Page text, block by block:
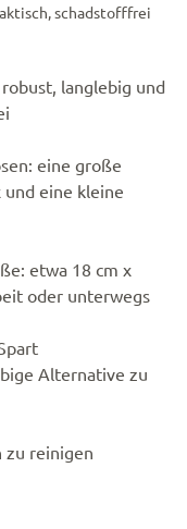
schadstofffrei
langlebig und
eine große
eine kleine
etwa 18 cm x
oder unterwegs
Alternative zu
zu reinigen